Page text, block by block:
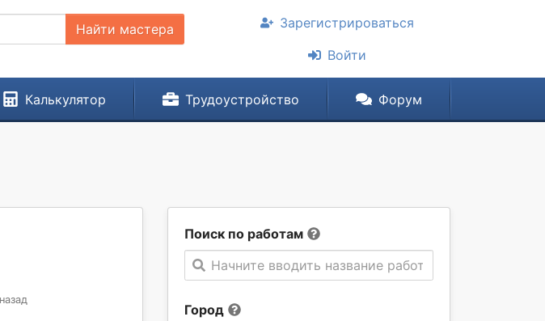
Найти мастера
Зарегистрироваться
Войти
Калькулятор Трудоустройство Форум
Поиск по работам
Начните вводить название работы
Город